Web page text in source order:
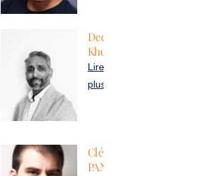
Deepak
Khelooa
Lire
plus
Clément
PANARD